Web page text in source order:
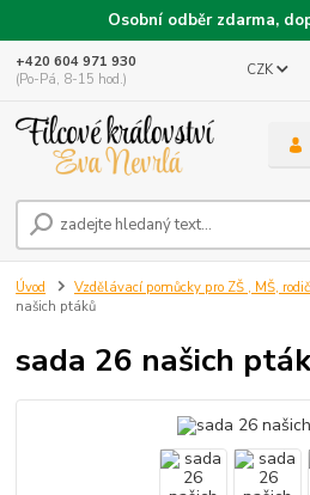
Osobní odběr zdarma,
CZK
+420 604 971 930
(Po-Pá, 8-15 hod.)
Úvod Vzdělávací pomůcky pro ZŠ , MŠ,
našich ptáků
sada 26 našich